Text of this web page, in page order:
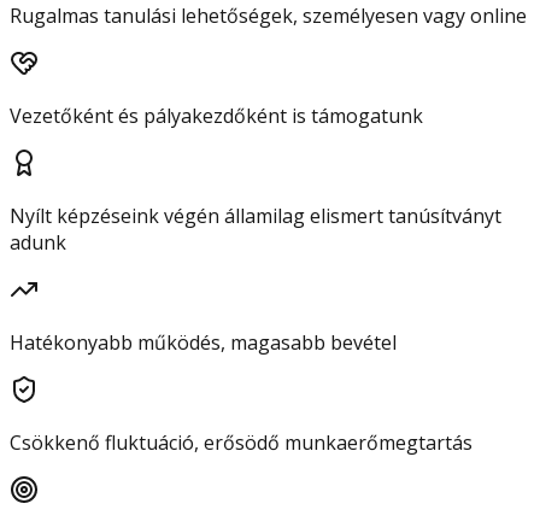
Rugalmas tanulási lehetőségek, személyesen vagy online
Vezetőként és pályakezdőként is támogatunk
Nyílt képzéseink végén államilag elismert tanúsítványt
adunk
Hatékonyabb működés, magasabb bevétel
Csökkenő fluktuáció, erősödő munkaerőmegtartás